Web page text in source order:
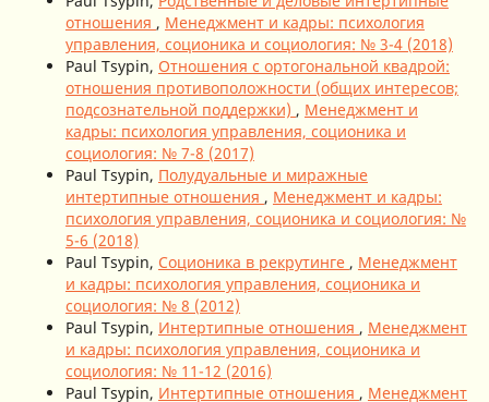
отношения , Менеджмент и кадры: психология
управления, соционика и социология: № 3-4 (2018)
Paul Tsypin, Отношения с ортогональной квадрой:
отношения противоположности (общих интересов;
подсознательной поддержки) , Менеджмент и
кадры: психология управления, соционика и
социология: № 7-8 (2017)
Paul Tsypin, Полудуальные и миражные
интертипные отношения , Менеджмент и кадры:
психология управления, соционика и социология: №
5-6 (2018)
Paul Tsypin, Соционика в рекрутинге , Менеджмент
и кадры: психология управления, соционика и
социология: № 8 (2012)
Paul Tsypin, Интертипные отношения , Менеджмент
и кадры: психология управления, соционика и
социология: № 11-12 (2016)
Paul Tsypin, Интертипные отношения , Менеджмент